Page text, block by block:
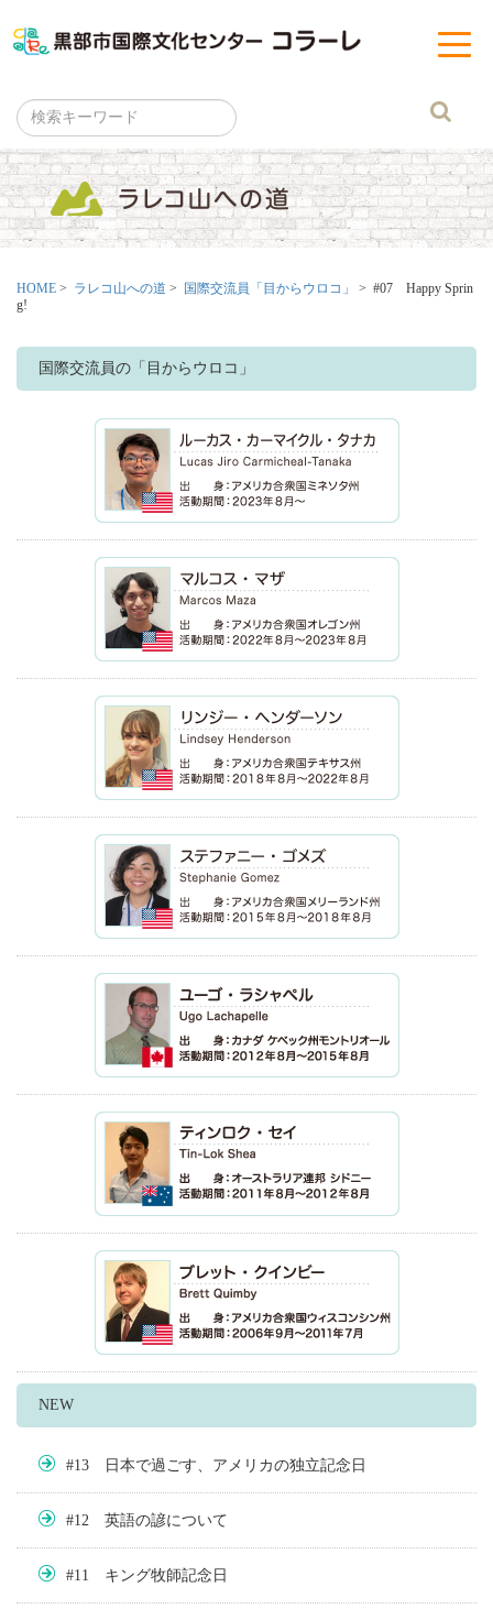
黒部
t
o
v
i
g
a
t
i
o
HOME > ラレコ山への道 > 国際交流員「目からウロコ」
> #07 Happy Sprin
g!
国際交流員の「目からウロコ」
NEW
#13 日本で過ごす、アメリカの独立記念日
#12 英語の諺について
#11 キング牧師記念日